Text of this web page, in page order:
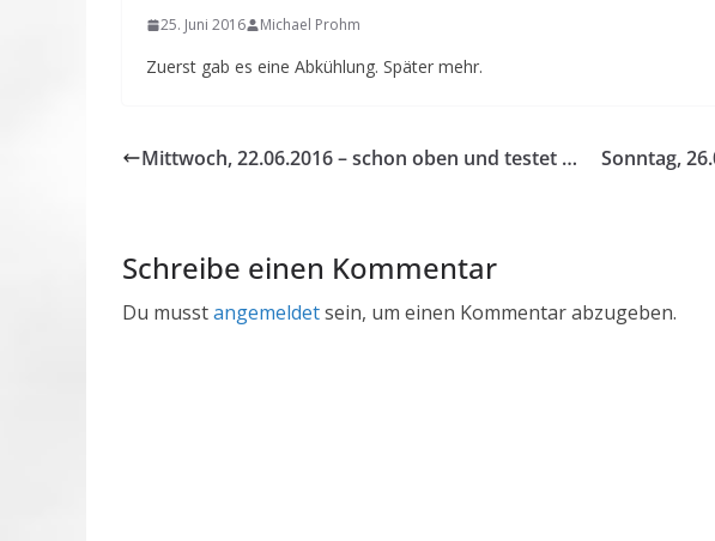
25. Juni 2016 Michael Prohm
Zuerst gab es eine Abkühlung. Später mehr.
Mittwoch, 22.06.2016 – schon oben und testet … Sonntag,
Schreibe einen Kommentar
Du musstangemeldetsein, um einen Kommentar abzugeben.